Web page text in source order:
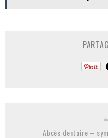
Abcès dentaire –